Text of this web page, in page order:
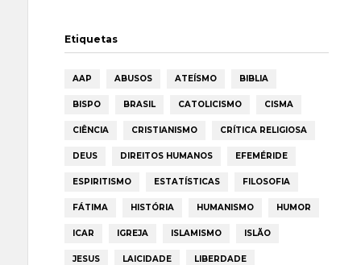
Etiquetas
AAP ABUSOS ATEÍSMO BIBLIA
BISPO BRASIL CATOLICISMO CISMA
CIÊNCIA CRISTIANISMO CRÍTICA RELIGIOSA
DEUS DIREITOS HUMANOS EFEMÉRIDE
ESPIRITISMO ESTATÍSTICAS FILOSOFIA
FÁTIMA HISTÓRIA HUMANISMO HUMOR
ICAR IGREJA ISLAMISMO ISLÃO
JESUS LAICIDADE LIBERDADE